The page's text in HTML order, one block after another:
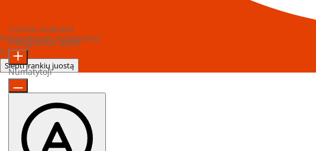
Prieinamumo nustatymai
Sukurta
Slėpti įrankių juostą
Turinio moduliai
Piktogramos dydis
Numatytoji